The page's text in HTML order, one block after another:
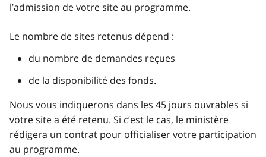
l’admission de votre site au programme.
Le nombre de sites retenus dépend :
du nombre de demandes reçues
de la disponibilité des fonds.
Nous vous indiquerons dans les 45 jours ouvrables si
votre site a été retenu. Si c’est le cas, le ministère
rédigera un contrat pour officialiser votre participation
au programme.